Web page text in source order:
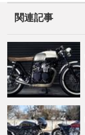
関連記事